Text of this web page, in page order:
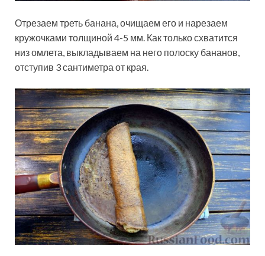
Отрезаем треть банана, очищаем его и нарезаем
кружочками толщиной 4-5 мм. Как только схватится
низ омлета, выкладываем на него полоску бананов,
отступив 3 сантиметра от края.